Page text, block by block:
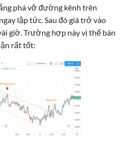
phá vỡ đường kênh trên
lập tức. Sau đó giá trở vào
giờ. Trường hợp này vị thế bán
rất tốt: